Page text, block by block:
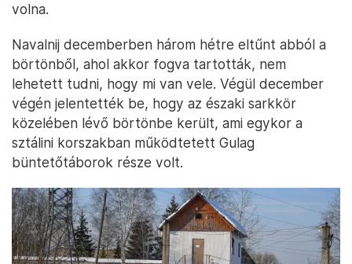
volna.
Navalnij decemberben három hétre eltűnt abból a
börtönből, ahol akkor fogva tartották, nem
lehetett tudni, hogy mi van vele. Végül december
végén jelentették be, hogy az északi sarkkör
közelében lévő börtönbe került, ami egykor a
sztálini korszakban működtetett Gulag
büntetőtáborok része volt.